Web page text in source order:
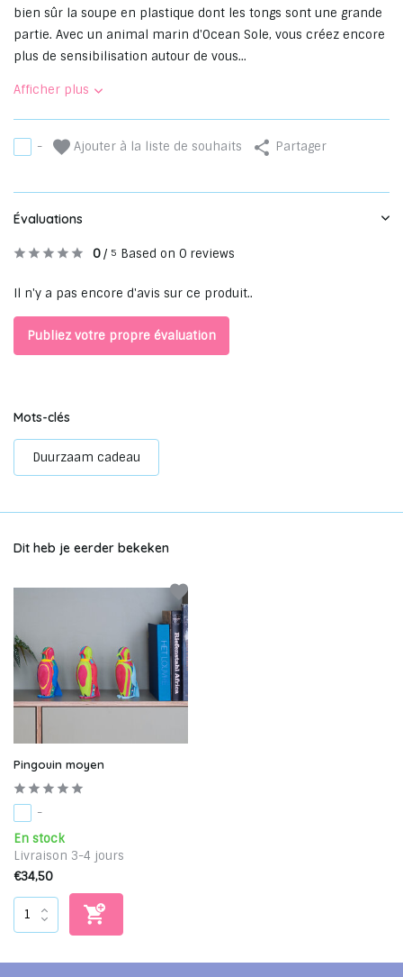
bien sûr la soupe en plastique dont les tongs sont une grande
partie. Avec un animal marin d'Ocean Sole, vous créez encore
plus de sensibilisation autour de vous...
Afficher plus
- Ajouter à la liste de souhaits Partager
Évaluations
0/ 5 Based on 0 reviews
Il n'y a pas encore d'avis sur ce produit..
Publiez votre propre évaluation
Mots-clés
Duurzaam cadeau
Dit heb je eerder bekeken
Pingouin moyen
-
En stock
Livraison 3-4 jours
€34,50